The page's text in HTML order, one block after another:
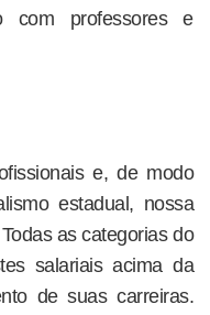
com professores e
e, de modo
estadual, nossa
as categorias do
salariais acima da
de suas carreiras.